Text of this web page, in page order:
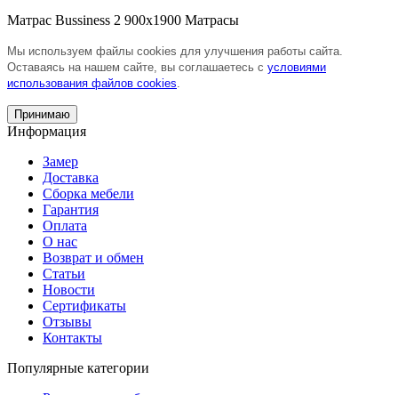
Матрас Bussiness 2 900х1900 Матрасы
Мы используем файлы cookies для улучшения работы сайта.
Оставаясь на нашем сайте, вы соглашаетесь с условиями
использования файлов cookies.
Принимаю
Информация
Замер
Доставка
Сборка мебели
Гарантия
Оплата
О нас
Возврат и обмен
Статьи
Новости
Сертификаты
Отзывы
Контакты
Популярные категории